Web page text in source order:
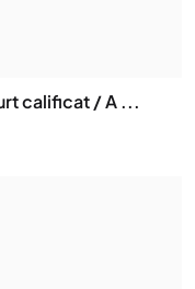
calificat / A ...